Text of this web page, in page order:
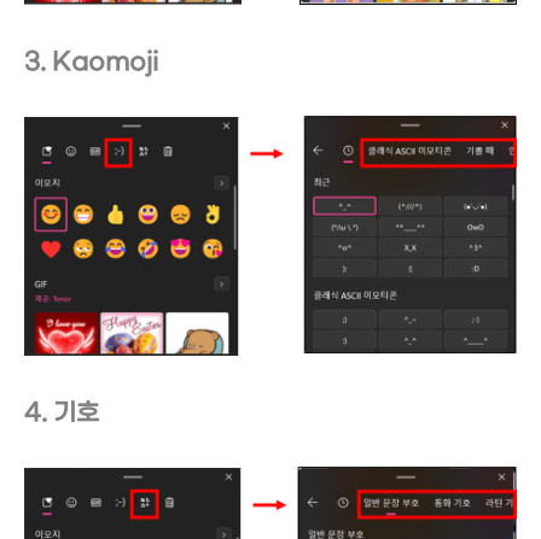
3. Kaomoji
4. 기호